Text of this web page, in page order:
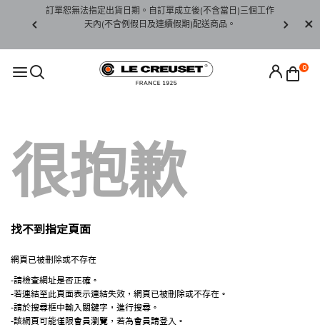
下水)，若
訂單恕無法指定出貨日期。自訂單成立後(不含當日)三個工作
天內(不含例假日及連續假期)配送商品。
請至
0
很抱歉
找不到指定頁面
網頁已被刪除或不存在
-請檢查網址是否正確。
-若連結至此頁面表示連結失效，網頁已被刪除或不存在。
-請於搜尋框中輸入關鍵字，進行搜尋。
-該網頁可能僅限會員瀏覽，若為會員請登入。